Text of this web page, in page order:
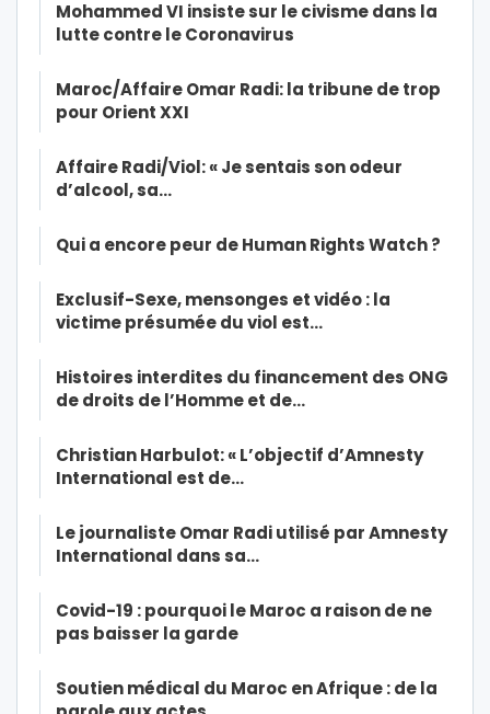
Mohammed VI insiste sur le civisme dans la
lutte contre le Coronavirus
Maroc/Affaire Omar Radi: la tribune de trop
pour Orient XXI
Affaire Radi/Viol: « Je sentais son odeur
d’alcool, sa…
Qui a encore peur de Human Rights Watch ?
Exclusif-Sexe, mensonges et vidéo : la
victime présumée du viol est…
Histoires interdites du financement des ONG
de droits de l’Homme et de…
Christian Harbulot: « L’objectif d’Amnesty
International est de…
Le journaliste Omar Radi utilisé par Amnesty
International dans sa…
Covid-19 : pourquoi le Maroc a raison de ne
pas baisser la garde
Soutien médical du Maroc en Afrique : de la